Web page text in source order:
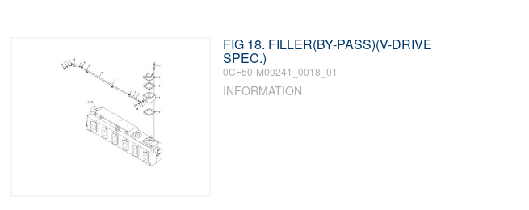
FIG 18. FILLER(BY-PASS)(V-DRIVE
SPEC.)
0CF50-M00241_0018_01
INFORMATION